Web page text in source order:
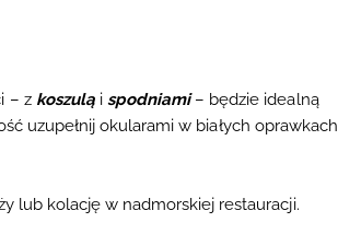
– z koszuląi spodniami– będzie idealną
uzupełnijokularami w białych oprawkach
lub kolację w nadmorskiej restauracji.